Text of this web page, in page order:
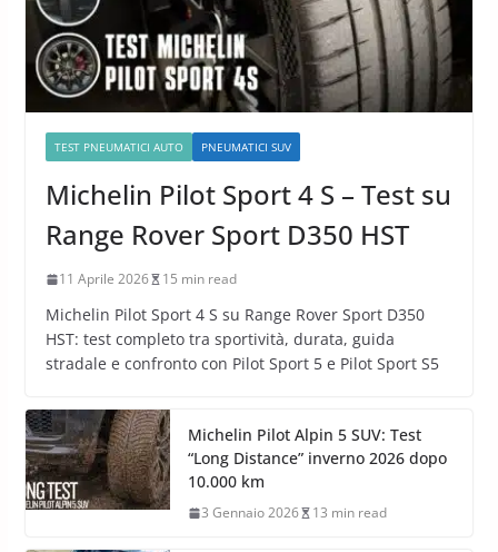
TEST PNEUMATICI AUTO PNEUMATICI SUV
Michelin Pilot Sport 4 S – Test su
Range Rover Sport D350 HST
11 Aprile 2026 15 min read
Michelin Pilot Sport 4 S su Range Rover Sport D350
HST: test completo tra sportività, durata, guida
stradale e confronto con Pilot Sport 5 e Pilot Sport S5
Michelin Pilot Alpin 5 SUV: Test
“Long Distance” inverno 2026 dopo
10.000 km
3 Gennaio 2026 13 min read